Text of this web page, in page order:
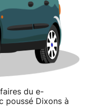
du e-
poussé Dixons à